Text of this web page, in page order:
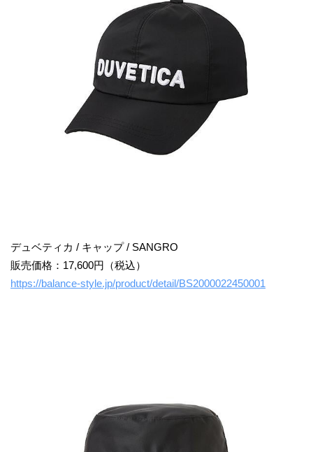
デュベティカ / キャップ / SANGRO
販売価格：17,600円（税込）
https://balance-style.jp/product/detail/BS2000022450001